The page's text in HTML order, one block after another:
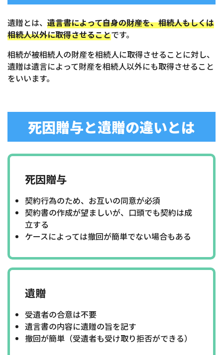
遺贈とは、 遺言書によって自身の財産を、相続人もしくは
相続人以外に取得させることです。
相続が被相続人の財産を相続人に取得させることに対し、
遺贈は遺言によって財産を相続人以外にも取得させること
をいいます。
死因贈与と遺贈の違いとは
死因贈与
契約行為のため、お互いの同意が必須
契約書の作成が望ましいが、口頭でも契約は成
立する
ケースによっては撤回が簡単でない場合もある
遺贈
受遺者の合意は不要
遺言書の内容に遺贈の旨を記す
撤回が簡単（受遺者も受け取り拒否ができる）